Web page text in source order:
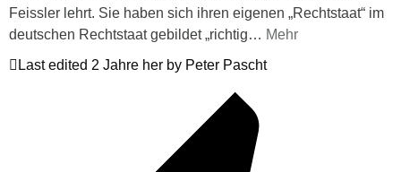
Feissler lehrt. Sie haben sich ihren eigenen „Rechtstaat“ im
deutschen Rechtstaat gebildet „richtig… Mehr
Last edited 2 Jahre her by Peter Pascht